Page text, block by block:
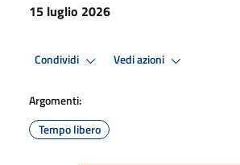
15 luglio 2026
Condividi Vedi azioni
Argomenti:
Tempo libero